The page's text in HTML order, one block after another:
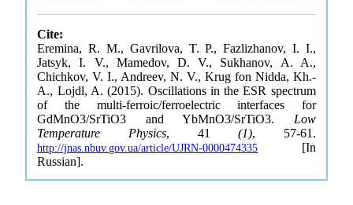
Cite:
Eremina, R. M., Gavrilova, T. P., Fazlizhanov, I. I.,
Jatsyk, I. V., Mamedov, D. V., Sukhanov, A. A.,
Chichkov, V. I., Andreev, N. V., Krug fon Nidda, Kh.-
A., Lojdl, A. (2015). Oscillations in the ESR spectrum
of the multi-ferroic/ferroelectric interfaces for
GdMnO3/SrTiO3 and YbMnO3/SrTiO3. Low
Temperature Physics, 41(1), 57-61.
http://jnas.nbuv.gov.ua/article/UJRN-0000474335 [In
Russian].